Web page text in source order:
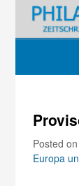
Posted
Europa